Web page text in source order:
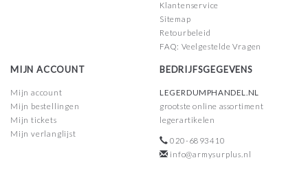
Klantenservice
Sitemap
Retourbeleid
FAQ: Veelgestelde Vragen
MIJN ACCOUNT
Mijn account
Mijn bestellingen
Mijn tickets
Mijn verlanglijst
BEDRIJFSGEGEVENS
LEGERDUMPHANDEL.NL
grootste online assortiment
legerartikelen
020-6893410
info@armysurplus.nl